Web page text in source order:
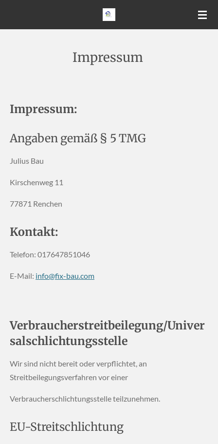
Impressum
Impressum:
Angaben gemäß § 5 TMG
Julius Bau
Kirschenweg 11
77871 Renchen
Kontakt:
Telefon: 017647851046
E-Mail: info@fix-bau.com
Verbraucherstreitbeilegung/Univer
salschlichtungsstelle
Wir sind nicht bereit oder verpflichtet, an
Streitbeilegungsverfahren vor einer
Verbraucherschlichtungsstelle teilzunehmen.
EU-Streitschlichtung